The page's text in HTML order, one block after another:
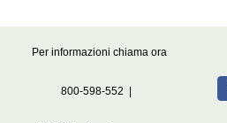
Per informazioni chiama ora
800-598-552